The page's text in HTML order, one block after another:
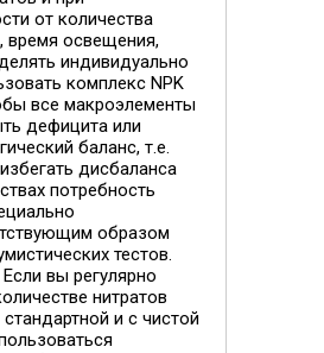
от количества
время освещения,
индивидуально
комплекс NPK
все макроэлементы
дефицита или
баланс, т.е.
дисбаланса
потребность
образом
тестов.
вы регулярно
нитратов
и с чистой